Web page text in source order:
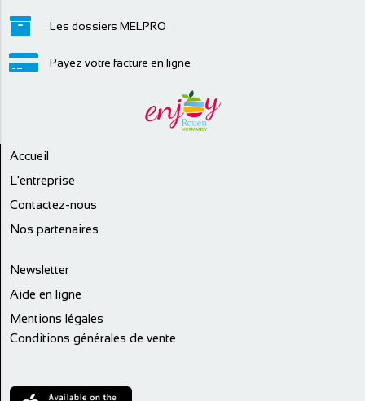
Les dossiers MELPRO
Payez votre facture en ligne
Accueil
L'entreprise
Contactez-nous
Nos partenaires
Newsletter
Aide en ligne
Mentions légales
Conditions générales de vente